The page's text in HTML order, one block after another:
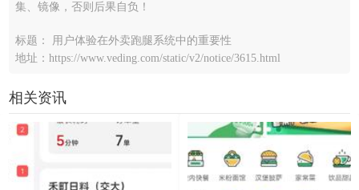
集、镜像，否则后果自负！
标题： 用户体验在外卖跑腿系统中的重要性
地址：https://www.veding.com/static/v2/notice/3615.html
相关资讯